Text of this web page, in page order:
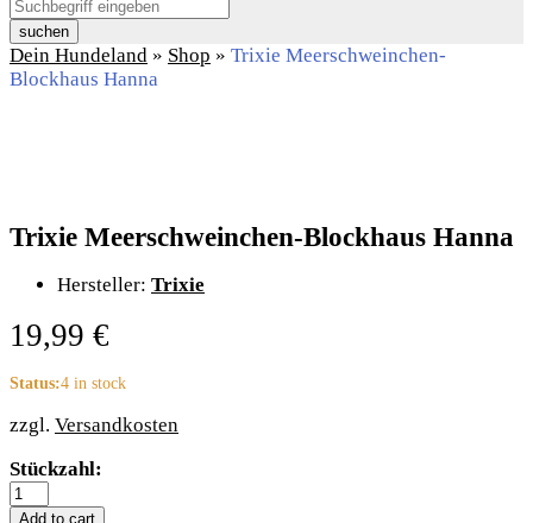
suchen
Dein Hundeland » Shop » Trixie Meerschweinchen-
Blockhaus Hanna
Trixie Meerschweinchen-Blockhaus Hanna
Hersteller: Trixie
19,99 €
Status:4 in stock
zzgl. Versandkosten
Trixie
Meerschweinchen-
Blockhaus
Stückzahl:
Add to cart